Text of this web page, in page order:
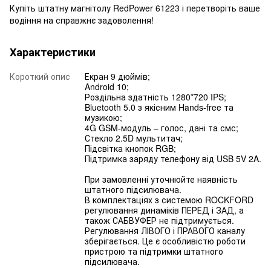
Купіть штатну магнітолу RedPower 61223 і перетворіть ваше
водіння на справжнє задоволення!
Характеристики
Короткий опис
Екран 9 дюймів;
Android 10;
Роздільна здатність 1280*720 IPS;
Bluetooth 5.0 з якісним Hands-free та
музикою;
4G GSM-модуль – голос, дані та смс;
Стекло 2.5D мультитач;
Підсвітка кнопок RGB;
Підтримка заряду телефону від USB 5V 2A.
При замовленні уточнюйте наявність
штатного підсилювача.
В комплектаціях з системою ROCKFORD
регулювання динаміків ПЕРЕД і ЗАД, а
також САБВУФЕР не підтримується.
Регулювання ЛІВОГО і ПРАВОГО каналу
зберігається. Це є особливістю роботи
пристрою та підтримки штатного
підсилювача.